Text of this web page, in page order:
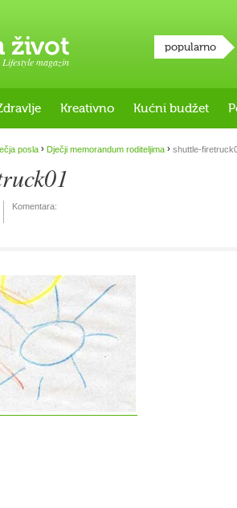
Lifestyle magazin
popularno
Kreativno Kućni budžet
posla › Dječji memorandum roditeljima › shuttle-
Komentara: